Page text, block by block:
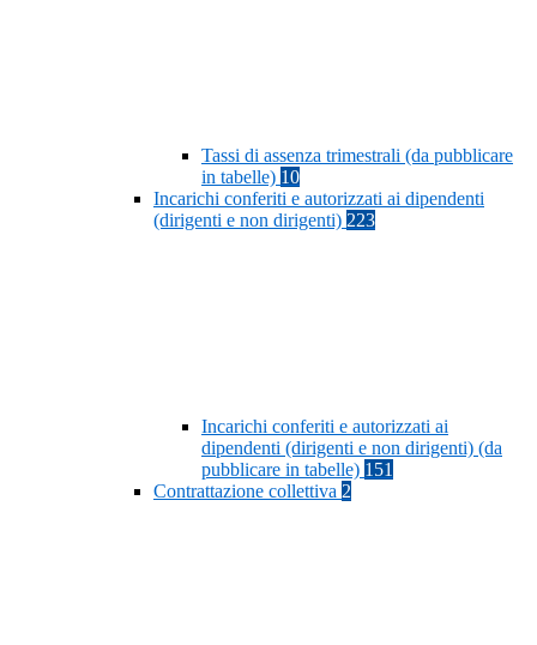
Tassi di assenza trimestrali (da pubblicare
in tabelle) 10
Incarichi conferiti e autorizzati ai dipendenti
(dirigenti e non dirigenti) 223
Incarichi conferiti e autorizzati ai
dipendenti (dirigenti e non dirigenti) (da
pubblicare in tabelle) 151
Contrattazione collettiva 2